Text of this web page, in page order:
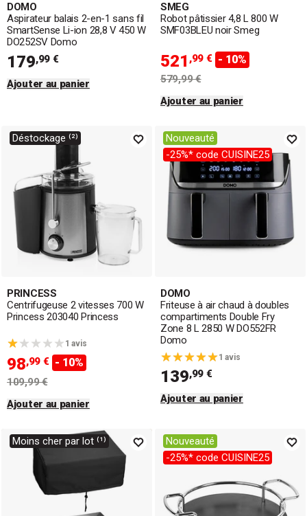
DOMO
Aspirateur balais 2-en-1 sans fil
SmartSense Li-ion 28,8 V 450 W
DO252SV Domo
179,99 €
Ajouter au panier
SMEG
Robot pâtissier 4,8 L 800 W
SMF03BLEU noir Smeg
521 ,99 € - 10%
579,99 €
Ajouter au panier
Déstockage ⁽²⁾
PRINCESS
Centrifugeuse 2 vitesses 700 W
Princess 203040 Princess
1 avis
98,99 € - 10%
109,99 €
Ajouter au panier
Nouveauté
-25%* code CUISINE25
DOMO
Friteuse à air chaud à doubles
compartiments Double Fry
Zone 8 L 2850 W DO552FR
Domo
1 avis
139,99 €
Ajouter au panier
Moins cher par lot ⁽¹⁾
Nouveauté
-25%* code CUISINE25